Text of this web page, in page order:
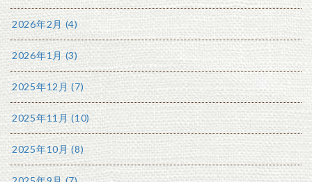
2026年2月 (4)
2026年1月 (3)
2025年12月 (7)
2025年11月 (10)
2025年10月 (8)